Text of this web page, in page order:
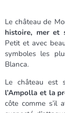
Le château de
histoire, mer et
Petit et avec
symboles les
Blanca.
Le château est
l’Ampolla et la
côte comme s’il